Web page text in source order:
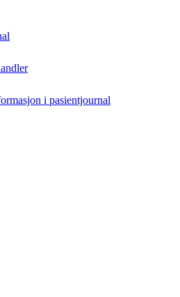
i pasientjournal